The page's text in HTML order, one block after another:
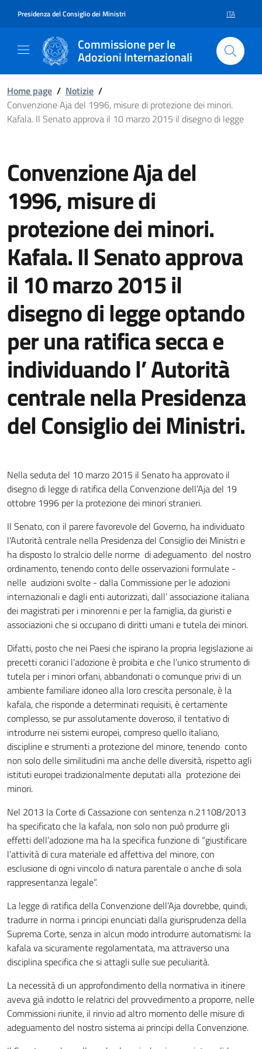
Presidenza del Consiglio dei Ministri ITA
Commissione per le
Adozioni Internazionali
Home page / Notizie /
Convenzione Aja del 1996, misure di protezione dei minori.
Kafala. Il Senato approva il 10 marzo 2015 il disegno di legge
Convenzione Aja del
1996, misure di
protezione dei minori.
Kafala. Il Senato approva
il 10 marzo 2015 il
disegno di legge optando
per una ratifica secca e
individuando l’ Autorità
centrale nella Presidenza
del Consiglio dei Ministri.
Nella seduta del 10 marzo 2015 il Senato ha approvato il
disegno di legge di ratifica della Convenzione dell’Aja del 19
ottobre 1996 per la protezione dei minori stranieri.
Il Senato, con il parere favorevole del Governo, ha individuato
l’Autorità centrale nella Presidenza del Consiglio dei Ministri e
ha disposto lo stralcio delle norme di adeguamento del nostro
ordinamento, tenendo conto delle osservazioni formulate -
nelle audizioni svolte - dalla Commissione per le adozioni
internazionali e dagli enti autorizzati, dall’ associazione italiana
dei magistrati per i minorenni e per la famiglia, da giuristi e
associazioni che si occupano di diritti umani e tutela dei minori.
Difatti, posto che nei Paesi che ispirano la propria legislazione ai
precetti coranici l’adozione è proibita e che l’unico strumento di
tutela per i minori orfani, abbandonati o comunque privi di un
ambiente familiare idoneo alla loro crescita personale, è la
kafala, che risponde a determinati requisiti, è certamente
complesso, se pur assolutamente doveroso, il tentativo di
introdurre nei sistemi europei, compreso quello italiano,
discipline e strumenti a protezione del minore, tenendo conto
non solo delle similitudini ma anche delle diversità, rispetto agli
istituti europei tradizionalmente deputati alla protezione dei
minori.
Nel 2013 la Corte di Cassazione con sentenza n.21108/2013
ha specificato che la kafala, non solo non può produrre gli
effetti dell’adozione ma ha la specifica funzione di “giustificare
l’attività di cura materiale ed affettiva del minore, con
esclusione di ogni vincolo di natura parentale o anche di sola
rappresentanza legale”.
La legge di ratifica della Convenzione dell’Aja dovrebbe, quindi,
tradurre in norma i principi enunciati dalla giurisprudenza della
Suprema Corte, senza in alcun modo introdurre automatismi: la
kafala va sicuramente regolamentata, ma attraverso una
disciplina specifica che si attagli sulle sue peculiarità.
La necessità di un approfondimento della normativa in itinere
aveva già indotto le relatrici del provvedimento a proporre, nelle
Commissioni riunite, il rinvio ad altro momento delle misure di
adeguamento del nostro sistema ai principi della Convenzione.